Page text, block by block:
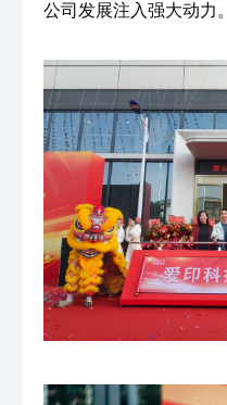
公司发展注入强大动力。